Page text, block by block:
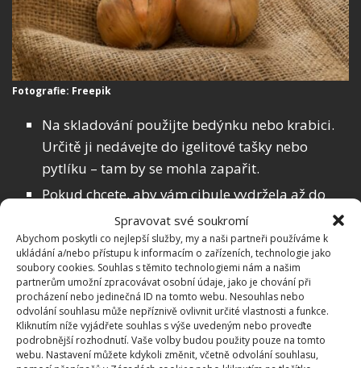
Spravovat své soukromí
Abychom poskytli co nejlepší služby, my a naši partneři používáme k
ukládání a/nebo přístupu k informacím o zařízeních, technologie jako
soubory cookies. Souhlas s těmito technologiemi nám a našim
partnerům umožní zpracovávat osobní údaje, jako je chování při
procházení nebo jedinečná ID na tomto webu. Nesouhlas nebo
odvolání souhlasu může nepříznivě ovlivnit určité vlastnosti a funkce.
Kliknutím níže vyjádřete souhlas s výše uvedeným nebo proveďte
podrobnější rozhodnutí. Vaše volby budou použity pouze na tomto
webu. Nastavení můžete kdykoli změnit, včetně odvolání souhlasu,
Fotografie: Freepik
Na skladování použijte bedýnku nebo krabici.
Určitě ji nedávejte do igelitové tašky nebo
pytlíku – tam by se mohla zapařit.
Pokud chcete, aby vám cibule vydržela až do
jara, zasypte ji suchým pískem. Ten se postará
o zakonzervování a z plodiny vytáhne
přebytečnou vlhkost.
V místnosti, kam cibuli uložíte, by mělo být
nejlépe mezi nulou až pěti stupni nad nulou.